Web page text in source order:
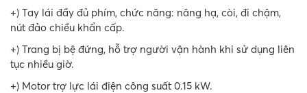
+) Tay lái đầy đủ phím, chức năng: nâng hạ, còi, đi chậm,
nút đảo chiều khẩn cấp.
+) Trang bị bệ đứng, hỗ trợ người vận hành khi sử dụng liên
tục nhiều giờ.
+) Motor trợ lực lái điện công suất 0.15 kW.